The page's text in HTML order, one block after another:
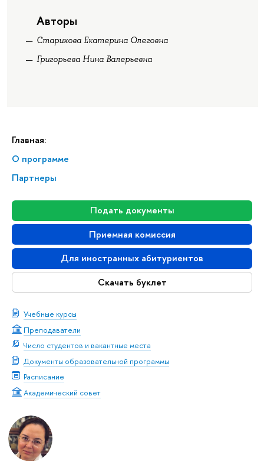
Главная:
О программе
Партнеры
Подать документы
Приемная комиссия
Для иностранных абитуриентов
Скачать буклет
Учебные курсы
Преподаватели
Число студентов и вакантные места
Документы образовательной программы
Расписание
Академический совет
Авторы
Старикова Екатерина Олеговна
Григорьева Нина Валерьевна